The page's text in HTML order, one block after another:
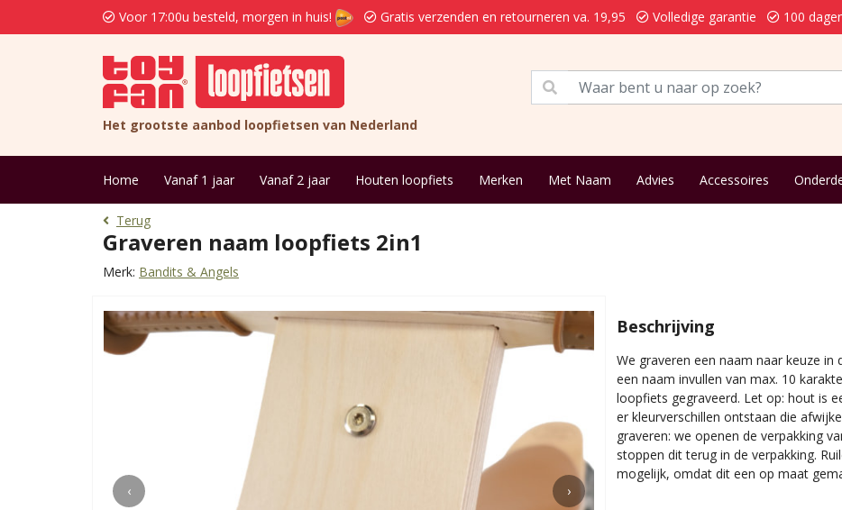
Voor 17:00u besteld, morgen in huis! Gratis verzenden en retourneren va. 19,95 Volledige garantie 100
Het grootste aanbod loopfietsen van Nederland
Home Vanaf 1 jaar Vanaf 2 jaar Houten loopfiets Merken Met Naam Advies Accessoires
Terug
Graveren naam loopfiets 2in1
Merk: Bandits & Angels
‹ ›
Beschrijving
We graveren een naam naar keuze
een naam invullen van max. 10
loopfiets gegraveerd. Let op: hout is
er kleurverschillen ontstaan die
graveren: we openen de verpakking
stoppen dit terug in de verpakking.
mogelijk, omdat dit een op maat